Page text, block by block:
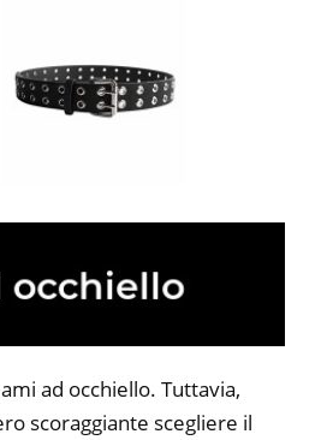
ad occhiello. Tuttavia,
scoraggiante scegliere il